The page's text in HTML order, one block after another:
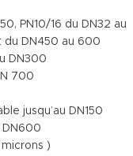
PN10/16 du DN32 au
du DN450 au 600
DN300
700
jusqu’au DN150
DN600
)